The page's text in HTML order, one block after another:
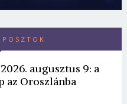
augusztus 9: a
az Oroszlánba